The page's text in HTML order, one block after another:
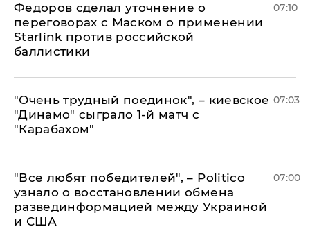
Федоров сделал уточнение о
переговорах с Маском о применении
Starlink против российской
баллистики
07:10
"Очень трудный поединок", – киевское
"Динамо" сыграло 1-й матч с
"Карабахом"
07:03
​"Все любят победителей", – Politico
узнало о восстановлении обмена
развединформацией между Украиной
и США
07:00